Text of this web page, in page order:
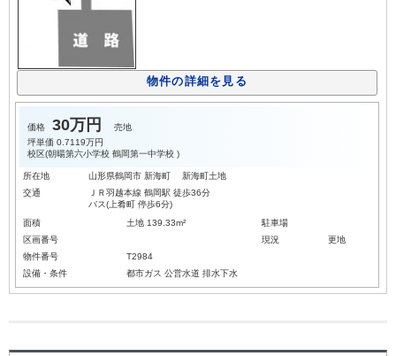
物件の詳細を見る
価格 30万円
売地
坪単価 0.7119万円
校区(朝暘第六小学校 鶴岡第一中学校 )
所在地
山形県鶴岡市 新海町 新海町土地
交通
ＪＲ羽越本線 鶴岡駅 徒歩36分
バス(上肴町 停歩6分)
面積
土地 139.33m²
駐車場
区画番号
現況
更地
物件番号
T2984
設備・条件
都市ガス 公営水道 排水下水